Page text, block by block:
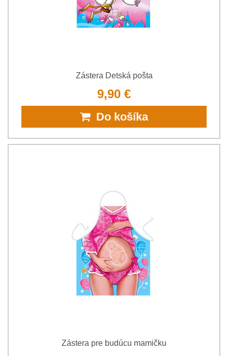
Zástera Detská pošta
9,90 €
Do košíka
Zástera pre budúcu mamičku